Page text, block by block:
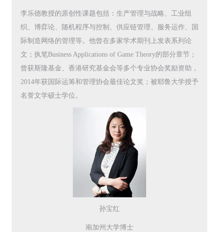
李乐德教授的原创性课题包括：生产管理与战略、工业组
织、博弈论、随机程序与控制、供应链管理、服务运作、国
际制造网络的管理等。他曾在多家学术期刊上发表系列论
文；执笔Business Applications of Game Theory的部分章节；
曾获斯隆基金、香港研究基金会等多个专业协会奖励资助，
2014年获国际运筹和管理协会最佳论文奖；被耶鲁大学授予
名誉文学硕士学位。
孙宝红
南加州大学博士